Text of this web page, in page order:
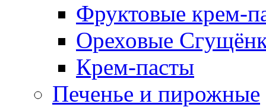
Фруктовые крем-
Ореховые
Крем-пасты
Печенье и пирожные